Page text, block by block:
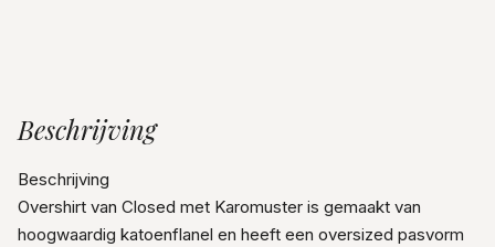
Beschrijving
Beschrijving
Overshirt van Closed met Karomuster is gemaakt van
hoogwaardig katoenflanel en heeft een oversized pasvorm